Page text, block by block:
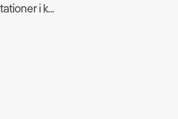
i k...